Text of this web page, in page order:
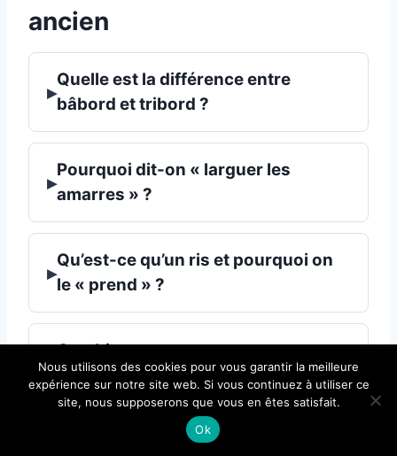
ancien
▸
Quelle est la différence entre
bâbord et tribord ?
▸
Pourquoi dit-on « larguer les
amarres » ?
▸
Qu’est-ce qu’un ris et pourquoi on
le « prend » ?
▸
Combien mesure exactement un
nœud marin ?
Pourquoi dit-on « lever l’ancre » ?
Nous utilisons des cookies pour vous garantir la meilleure
expérience sur notre site web. Si vous continuez à utiliser ce
site, nous supposerons que vous en êtes satisfait.
Ok